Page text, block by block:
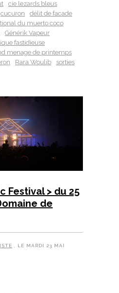
cie lezards bleus
cucuron
délit de facade
du muerto coco
Générik Vapeur
fastidieuse
menage de printemps
Rara Woulib
sorties
Festival > du 25
de
, LE MARDI 23 MAI